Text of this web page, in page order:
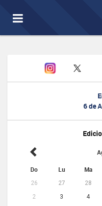
Toggle
navigation
6 de
Do Lu Ma
26 27 28
2
3 4